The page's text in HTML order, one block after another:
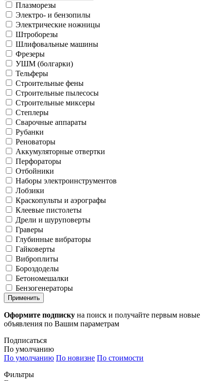
Плазморезы
Электро- и бензопилы
Электрические ножницы
Штроборезы
Шлифовальные машины
Фрезеры
УШМ (болгарки)
Тельферы
Строительные фены
Строительные пылесосы
Строительные миксеры
Степлеры
Сварочные аппараты
Рубанки
Реноваторы
Аккумуляторные отвертки
Перфораторы
Отбойники
Наборы электроинструментов
Лобзики
Краскопульты и аэрографы
Клеевые пистолеты
Дрели и шуруповерты
Граверы
Глубинные вибраторы
Гайковерты
Виброплиты
Бороздоделы
Бетономешалки
Бензогенераторы
Применить
Оформите подписку на поиск и получайте первым новые
объявления по Вашим параметрам
Подписаться
По умолчанию
По умолчанию По новизне По стоимости
Фильтры